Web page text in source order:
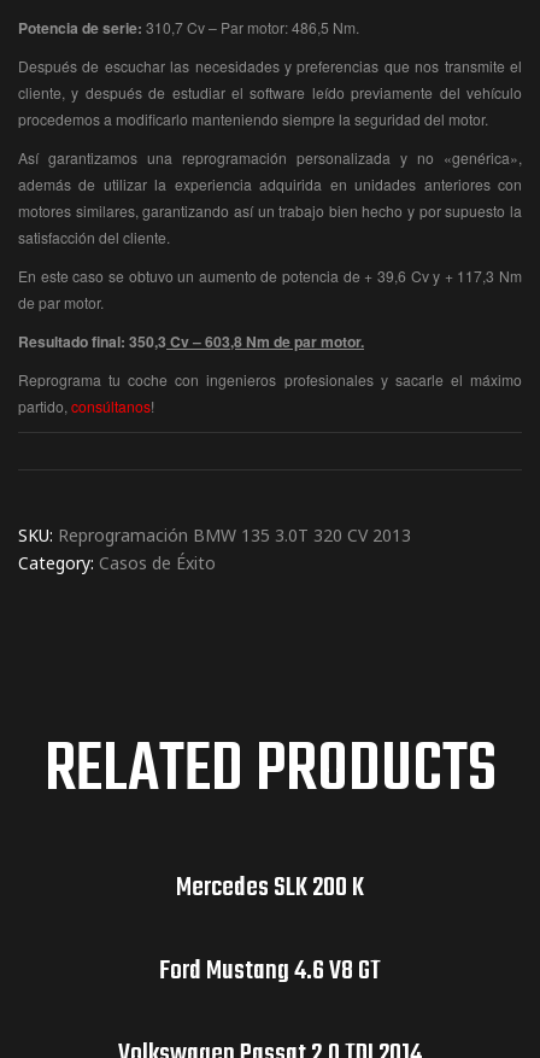
Potencia de serie: 310,7 Cv – Par motor: 486,5 Nm.
Después de escuchar las necesidades y preferencias que nos transmite el
cliente, y después de estudiar el software leído previamente del vehículo
procedemos a modificarlo manteniendo siempre la seguridad del motor.
Así garantizamos una reprogramación personalizada y no «genérica»,
además de utilizar la experiencia adquirida en unidades anteriores con
motores similares, garantizando así un trabajo bien hecho y por supuesto la
satisfacción del cliente.
En este caso se obtuvo un aumento de potencia de + 39,6 Cv y + 117,3 Nm
de par motor.
Resultado final: 350,3 Cv – 603,8 Nm de par motor.
Reprograma tu coche con ingenieros profesionales y sacarle el máximo
partido, consúltanos!
SKU: Reprogramación BMW 135 3.0T 320 CV 2013
Category: Casos de Éxito
RELATED PRODUCTS
Mercedes SLK 200 K
Ford Mustang 4.6 V8 GT